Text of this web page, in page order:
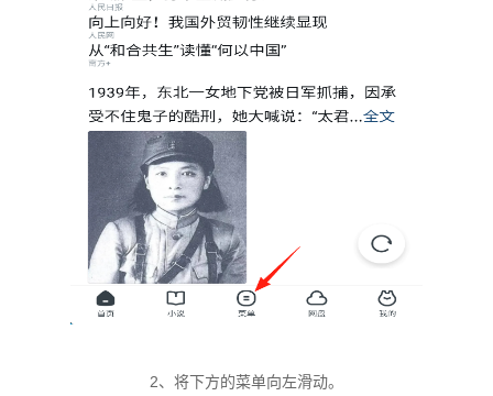
2、将下方的菜单向左滑动。